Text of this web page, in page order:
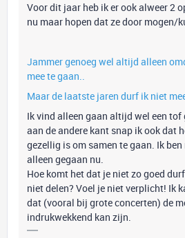
Voor dit jaar heb ik er ook alweer 2
nu maar hopen dat ze door mogen/
Jammer genoeg wel altijd alleen
mee te gaan..
Maar de laatste jaren durf ik niet
Ik vind alleen gaan altijd wel een tof
aan de andere kant snap ik ook dat
gezellig is om samen te gaan. Ik
alleen gegaan nu.
Hoe komt het dat je niet zo goed
niet delen? Voel je niet verplicht! Ik
dat (vooral bij grote concerten) de
indrukwekkend kan zijn.